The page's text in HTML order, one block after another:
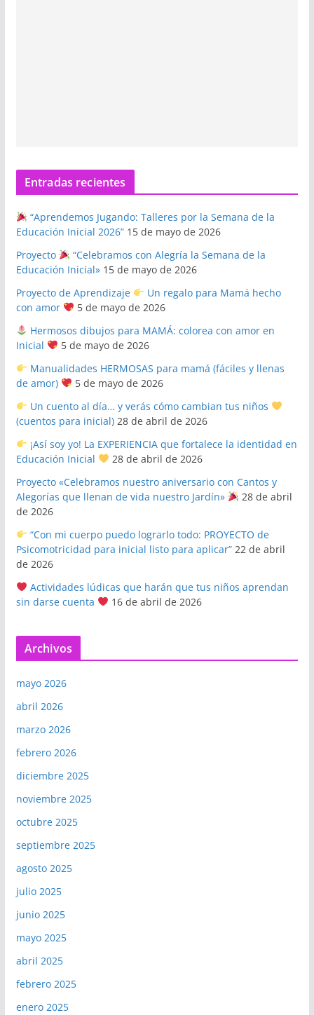
Entradas recientes
“Aprendemos Jugando: Talleres por la Semana de la
Educación Inicial 2026” 15 de mayo de 2026
Proyecto
“Celebramos con Alegría la Semana de la
Educación Inicial» 15 de mayo de 2026
Proyecto de Aprendizaje
Un regalo para Mamá hecho
con amor
5 de mayo de 2026
Hermosos dibujos para MAMÁ: colorea con amor en
Inicial
5 de mayo de 2026
Manualidades HERMOSAS para mamá (fáciles y llenas
de amor)
5 de mayo de 2026
Un cuento al día… y verás cómo cambian tus niños
(cuentos para inicial) 28 de abril de 2026
¡Así soy yo! La EXPERIENCIA que fortalece la identidad en
Educación Inicial
28 de abril de 2026
Proyecto «Celebramos nuestro aniversario con Cantos y
Alegorías que llenan de vida nuestro Jardín»
28 de abril
de 2026
“Con mi cuerpo puedo lograrlo todo: PROYECTO de
Psicomotricidad para inicial listo para aplicar” 22 de abril
de 2026
Actividades lúdicas que harán que tus niños aprendan
sin darse cuenta
16 de abril de 2026
Archivos
mayo 2026
abril 2026
marzo 2026
febrero 2026
diciembre 2025
noviembre 2025
octubre 2025
septiembre 2025
agosto 2025
julio 2025
junio 2025
mayo 2025
abril 2025
febrero 2025
enero 2025